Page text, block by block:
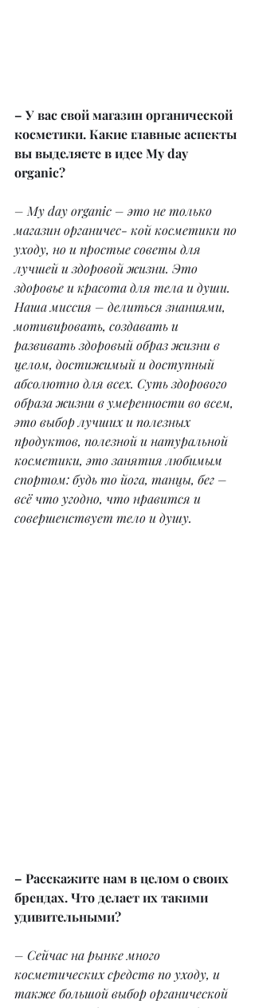
– У вас свой магазин органической
косметики. Какие главные аспекты
вы выделяете в идее My day
organic?
– My day organic – это не только
магазин органичес- кой косметики по
уходу, но и простые советы для
лучшей и здоровой жизни. Это
здоровье и красота для тела и души.
Наша миссия – делиться знаниями,
мотивировать, создавать и
развивать здоровый образ жизни в
целом, достижимый и доступный
абсолютно для всех. Суть здорового
образа жизни в умеренности во всем,
это выбор лучших и полезных
продуктов, полезной и натуральной
косметики, это занятия любимым
спортом: будь то йога, танцы, бег –
всё что угодно, что нравится и
совершенствует тело и душу.
– Расскажите нам в целом о своих
брендах. Что делает их такими
удивительными?
– Сейчас на рынке много
косметических средств по уходу, и
также большой выбор органической